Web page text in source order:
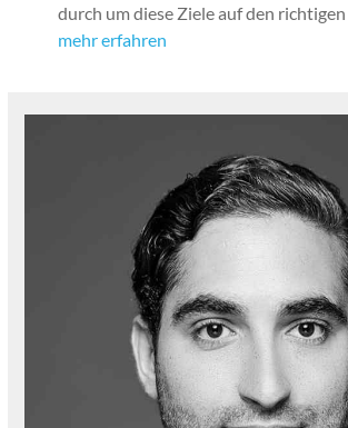
durch um diese Ziele auf den richti­gen
mehr erfahren